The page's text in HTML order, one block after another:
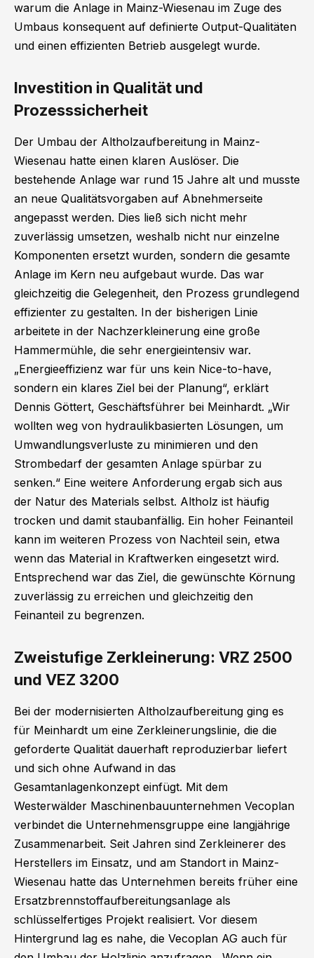
warum die Anlage in Mainz-Wiesenau im Zuge des
Umbaus konsequent auf definierte Output-Qualitäten
und einen effizienten Betrieb ausgelegt wurde.
Investition in Qualität und
Prozesssicherheit
Der Umbau der Altholzaufbereitung in Mainz-
Wiesenau hatte einen klaren Auslöser. Die
bestehende Anlage war rund 15 Jahre alt und musste
an neue Qualitätsvorgaben auf Abnehmerseite
angepasst werden. Dies ließ sich nicht mehr
zuverlässig umsetzen, weshalb nicht nur einzelne
Komponenten ersetzt wurden, sondern die gesamte
Anlage im Kern neu aufgebaut wurde. Das war
gleichzeitig die Gelegenheit, den Prozess grundlegend
effizienter zu gestalten. In der bisherigen Linie
arbeitete in der Nachzerkleinerung eine große
Hammermühle, die sehr energieintensiv war.
„Energieeffizienz war für uns kein Nice-to-have,
sondern ein klares Ziel bei der Planung“, erklärt
Dennis Göttert, Geschäftsführer bei Meinhardt. „Wir
wollten weg von hydraulikbasierten Lösungen, um
Umwandlungsverluste zu minimieren und den
Strombedarf der gesamten Anlage spürbar zu
senken.“ Eine weitere Anforderung ergab sich aus
der Natur des Materials selbst. Altholz ist häufig
trocken und damit staubanfällig. Ein hoher Feinanteil
kann im weiteren Prozess von Nachteil sein, etwa
wenn das Material in Kraftwerken eingesetzt wird.
Entsprechend war das Ziel, die gewünschte Körnung
zuverlässig zu erreichen und gleichzeitig den
Feinanteil zu begrenzen.
Zweistufige Zerkleinerung: VRZ 2500
und VEZ 3200
Bei der modernisierten Altholzaufbereitung ging es
für Meinhardt um eine Zerkleinerungslinie, die die
geforderte Qualität dauerhaft reproduzierbar liefert
und sich ohne Aufwand in das
Gesamtanlagenkonzept einfügt. Mit dem
Westerwälder Maschinenbauunternehmen Vecoplan
verbindet die Unternehmensgruppe eine langjährige
Zusammenarbeit. Seit Jahren sind Zerkleinerer des
Herstellers im Einsatz, und am Standort in Mainz-
Wiesenau hatte das Unternehmen bereits früher eine
Ersatzbrennstoffaufbereitungsanlage als
schlüsselfertiges Projekt realisiert. Vor diesem
Hintergrund lag es nahe, die Vecoplan AG auch für